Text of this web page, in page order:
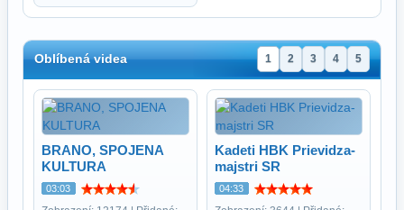
Oblíbená videa 1 2 3 4 5
BRANO, SPOJENA
KULTURA
03:03
Kadeti HBK Prievidza-
majstri SR
04:33